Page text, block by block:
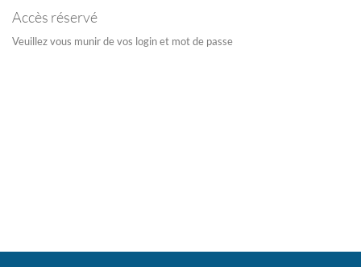
Accès réservé
Veuillez vous munir de vos login et mot de passe